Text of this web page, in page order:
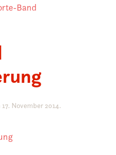
Band
17. November 2014.